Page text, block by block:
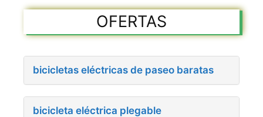
OFERTAS
bicicletas eléctricas de paseo baratas
bicicleta eléctrica plegable